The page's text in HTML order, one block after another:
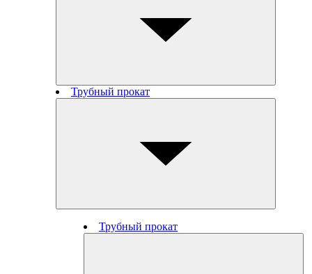
Трубный прокат
Трубный прокат